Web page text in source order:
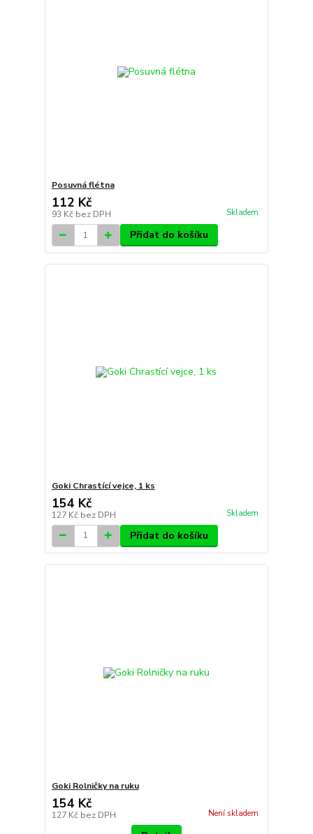
Posuvná flétna
112 Kč
93 Kč bez DPH Skladem
Přidat do košíku
Goki Chrastící vejce, 1 ks
154 Kč
127 Kč bez DPH Skladem
Přidat do košíku
Goki Rolničky na ruku
154 Kč
127 Kč bez DPH Není skladem